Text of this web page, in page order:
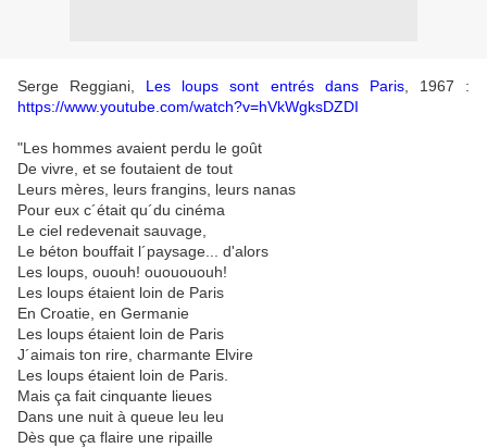
Serge Reggiani, Les loups sont entrés dans Paris, 1967 :
https://www.youtube.com/watch?v=hVkWgksDZDI
"Les hommes avaient perdu le goût
De vivre, et se foutaient de tout
Leurs mères, leurs frangins, leurs nanas
Pour eux c´était qu´du cinéma
Le ciel redevenait sauvage,
Le béton bouffait l´paysage... d'alors
Les loups, ououh! ououououh!
Les loups étaient loin de Paris
En Croatie, en Germanie
Les loups étaient loin de Paris
J´aimais ton rire, charmante Elvire
Les loups étaient loin de Paris.
Mais ça fait cinquante lieues
Dans une nuit à queue leu leu
Dès que ça flaire une ripaille